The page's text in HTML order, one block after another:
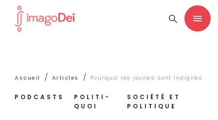
Accueil / Articles / Pourquoi les jeunes sont indignés. Et
PODCASTS
POLITI-
QUOI
SOCIÉTÉ ET
POLITIQUE